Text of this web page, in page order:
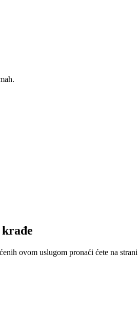
ovom uslugom pronaći ćete na strani